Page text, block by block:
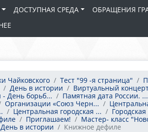
ДОСТУПНАЯ СРЕДА ОБРАЩЕНИЯ
Чайковского Тест "99 -я страница"
День в истории Виртуальный
- День борьб... Памятная дата России. ...
Организации «Союз Черн...
Центральная городская ...
Приглашаем! Мастер- класс
День в истории Книжное дефиле